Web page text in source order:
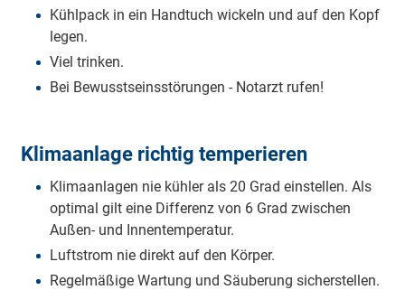
Kühlpack in ein Handtuch wickeln und auf den Kopf
legen.
Viel trinken.
Bei Bewusstseinsstörungen - Notarzt rufen!
Klimaanlage richtig temperieren
Klimaanlagen nie kühler als 20 Grad einstellen. Als
optimal gilt eine Differenz von 6 Grad zwischen
Außen- und Innentemperatur.
Luftstrom nie direkt auf den Körper.
Regelmäßige Wartung und Säuberung sicherstellen.